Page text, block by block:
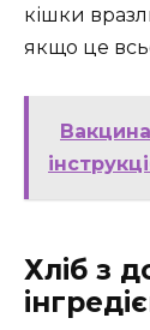
кішки
якщо це
Хліб з